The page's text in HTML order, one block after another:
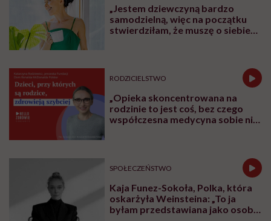
„Jestem dziewczyną bardzo
samodzielną, więc na początku
stwierdziłam, że muszę o siebie
RODZICIELSTWO
„Opieka skoncentrowana na
rodzinie to jest coś, bez czego
współczesna medycyna sobie nie
SPOŁECZEŃSTWO
Kaja Funez-Sokoła, Polka, która
oskarżyła Weinsteina: „To ja
byłam przedstawiana jako osoba,